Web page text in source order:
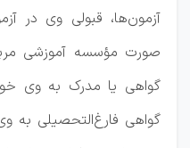
آزمون‌ها، قبولی وی در
صورت مؤسسه آموزشی
گواهی یا مدرک به وی
گواهی فارغ‌التحصیلی به